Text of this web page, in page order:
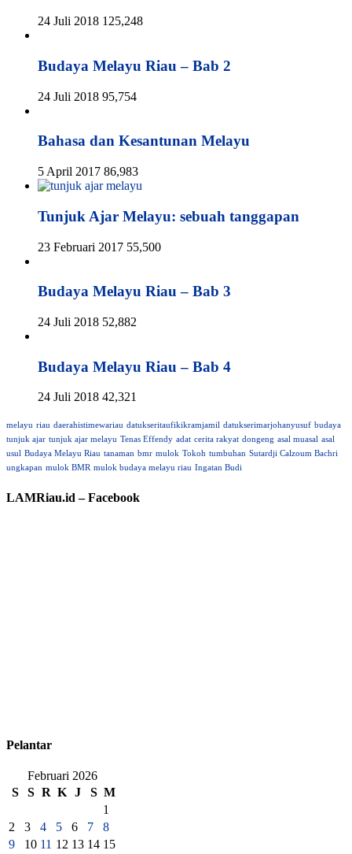
24 Juli 2018 125,248
Budaya Melayu Riau – Bab 2
24 Juli 2018 95,754
Bahasa dan Kesantunan Melayu
5 April 2017 86,983
Tunjuk Ajar Melayu: sebuah tanggapan
23 Februari 2017 55,500
Budaya Melayu Riau – Bab 3
24 Juli 2018 52,882
Budaya Melayu Riau – Bab 4
24 Juli 2018 42,321
melayu riau daerahistimewariau datukseritaufikikramjamil datukserimarjohanyusuf budaya
tunjuk ajar tunjuk ajar melayu Tenas Effendy adat cerita rakyat dongeng asal muasal asal
usul Budaya Melayu Riau tanaman bmr mulok Tokoh tumbuhan Sutardji Calzoum Bachri
ungkapan mulok BMR mulok budaya melayu riau Ingatan Budi
LAMRiau.id – Facebook
Pelantar
Februari 2026
S
S R K J S M
1
2
3 4 5 6 7
8
9
10 11 12 13 14 15